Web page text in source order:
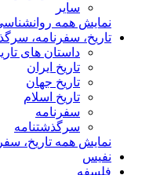
سایر
نمایش همه
تاریخ، سفرنامه،
داستان های
تاریخ ایران
تاریخ جهان
تاریخ اسلام
سفرنامه
سرگذشتنامه
نمایش همه تاریخ،
نفیس
فلسفه